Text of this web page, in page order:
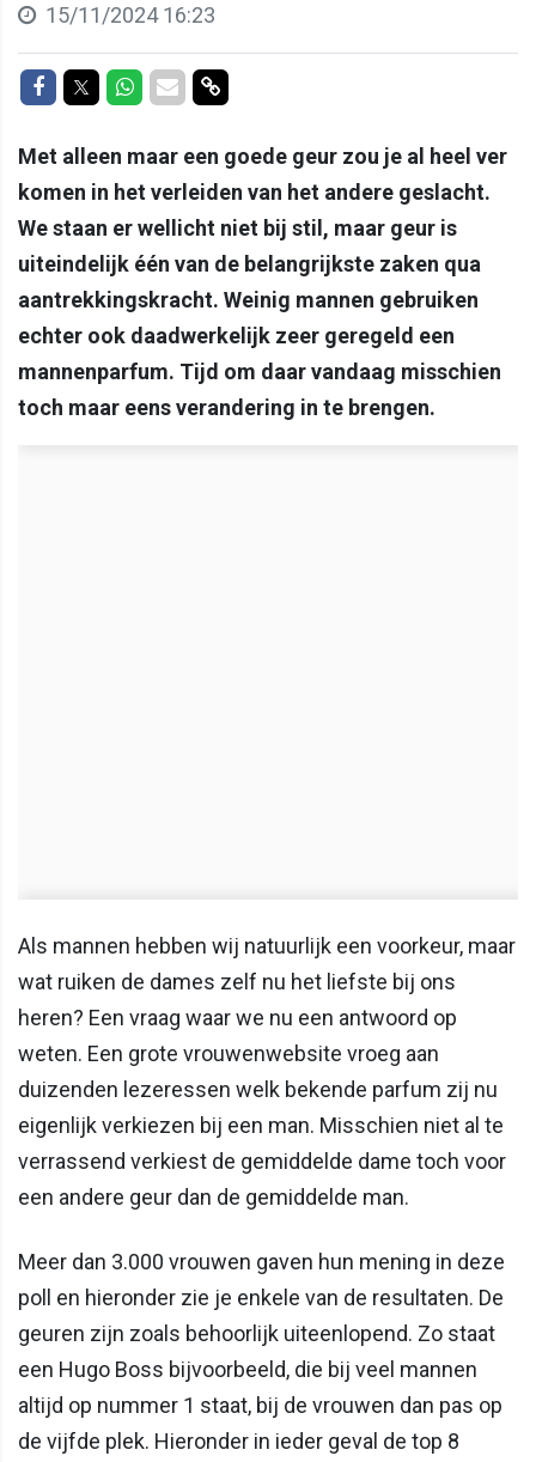
15/11/2024 16:23
Delen op Facebook
Delen op Twitter
Delen op Whatsapp
Delen via Mail
Delen via link
Met alleen maar een goede geur zou je al heel ver
komen in het verleiden van het andere geslacht.
We staan er wellicht niet bij stil, maar geur is
uiteindelijk één van de belangrijkste zaken qua
aantrekkingskracht. Weinig mannen gebruiken
echter ook daadwerkelijk zeer geregeld een
mannenparfum. Tijd om daar vandaag misschien
toch maar eens verandering in te brengen.
Als mannen hebben wij natuurlijk een voorkeur, maar
wat ruiken de dames zelf nu het liefste bij ons
heren? Een vraag waar we nu een antwoord op
weten. Een grote vrouwenwebsite vroeg aan
duizenden lezeressen welk bekende parfum zij nu
eigenlijk verkiezen bij een man. Misschien niet al te
verrassend verkiest de gemiddelde dame toch voor
een andere geur dan de gemiddelde man.
Meer dan 3.000 vrouwen gaven hun mening in deze
poll en hieronder zie je enkele van de resultaten. De
geuren zijn zoals behoorlijk uiteenlopend. Zo staat
een Hugo Boss bijvoorbeeld, die bij veel mannen
altijd op nummer 1 staat, bij de vrouwen dan pas op
de vijfde plek. Hieronder in ieder geval de top 8